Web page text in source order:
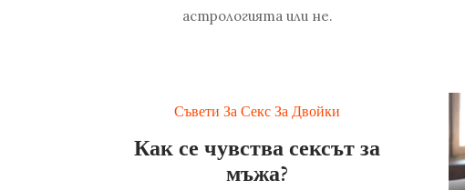
астрологията или не.
Съвети За Секс За Двойки
Как се чувства сексът за
мъжа?